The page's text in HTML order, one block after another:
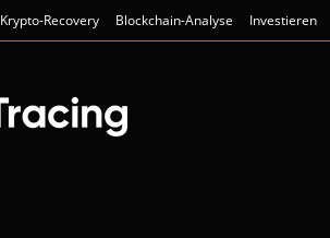
Krypto-Recovery Blockchain-Analyse Investieren